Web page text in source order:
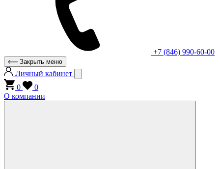
+7 (846) 990-60-00
Закрыть меню
Личный кабинет
0
0
О компании